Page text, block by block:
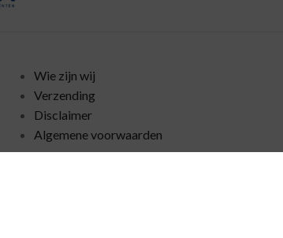
Wie zijn wij
Verzending
Disclaimer
Algemene voorwaarden